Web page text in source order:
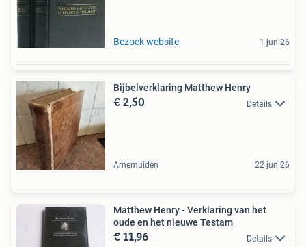
Bezoek website 1 jun 26
Bijbelverklaring Matthew Henry
€ 2,50 Details
Arnemuiden 22 jun 26
Matthew Henry - Verklaring van het
oude en het nieuwe Testam
€ 11,96 Details